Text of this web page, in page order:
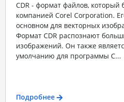
CDR - формат файлов, который
компанией Corel Corporation.
основном для векторных
Формат CDR распознают
изображений. Он также
умолчанию для программы C...
Подробнее